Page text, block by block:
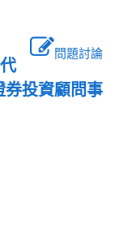
問題討論
券投資顧問事